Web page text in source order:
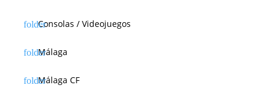
Consolas / Videojuegos
Málaga
Málaga CF